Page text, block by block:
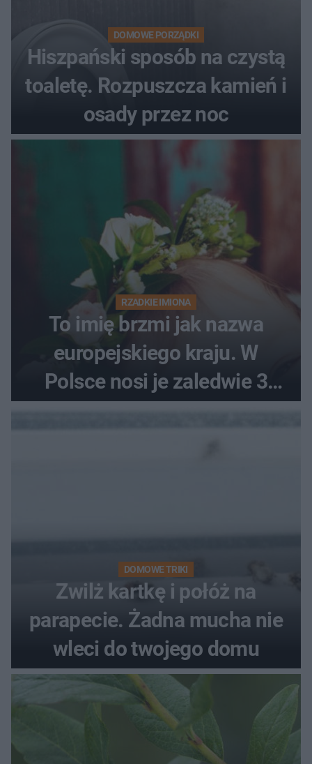
DOMOWE PORZĄDKI
Hiszpański sposób na czystą
toaletę. Rozpuszcza kamień i
osady przez noc
RZADKIE IMIONA
To imię brzmi jak nazwa
europejskiego kraju. W
Polsce nosi je zaledwie 3
kobiety
DOMOWE TRIKI
Zwilż kartkę i połóż na
parapecie. Żadna mucha nie
wleci do twojego domu